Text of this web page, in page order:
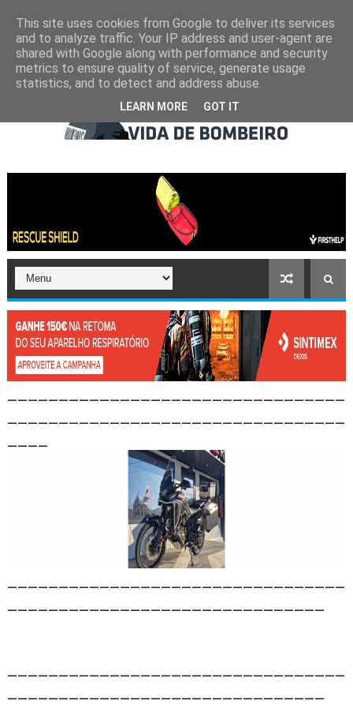
This site uses cookies from Google to deliver its services
and to analyze traffic. Your IP address and user-agent are
shared with Google along with performance and security
metrics to ensure quality of service, generate usage
statistics, and to detect and address abuse.
LEARN MORE GOT IT